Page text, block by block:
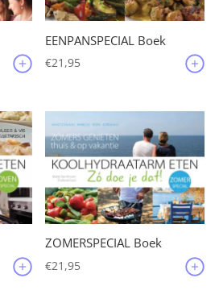
EENPANSPECIAL Boek
€21,95
ZOMERSPECIAL Boek
€21,95